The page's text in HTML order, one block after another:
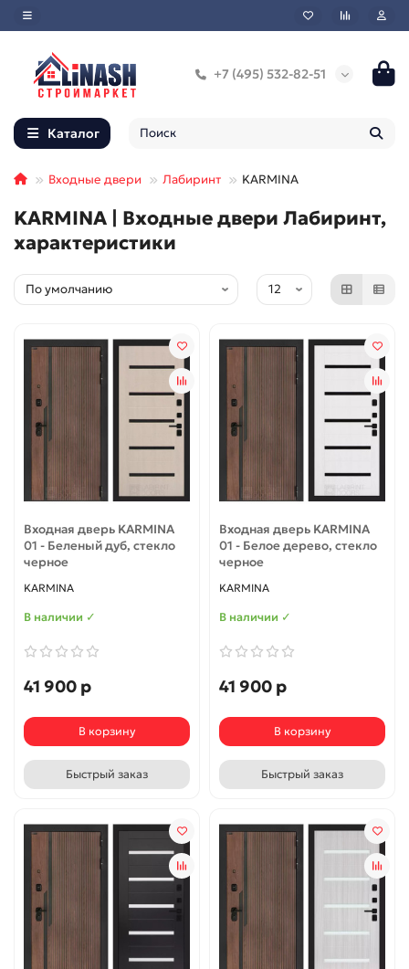
+7 (495) 532-82-51
Каталог
Входные двери Лабиринт KARMINA
KARMINA | Входные двери Лабиринт,
характеристики
Входная дверь KARMINA
01 - Беленый дуб, стекло
черное
KARMINA
В наличии ✓
41 900 р
В корзину
Быстрый заказ
Входная дверь KARMINA
01 - Белое дерево, стекло
черное
KARMINA
В наличии ✓
41 900 р
В корзину
Быстрый заказ